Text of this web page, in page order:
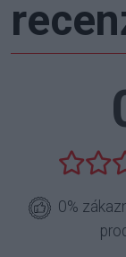
0%